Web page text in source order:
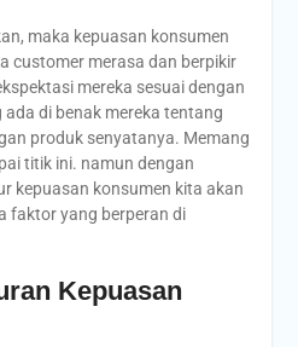
maka kepuasan konsumen
customer merasa dan berpikir
mereka sesuai dengan
di benak mereka tentang
produk senyatanya. Memang
titik ini. namun dengan
kepuasan konsumen kita akan
faktor yang berperan di
Kepuasan